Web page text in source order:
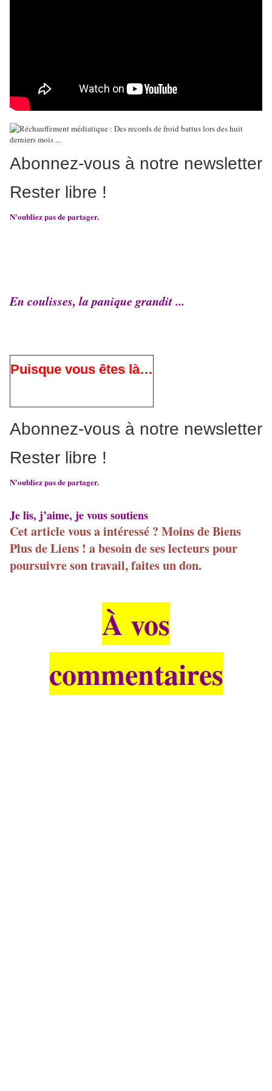
Abonnez-vous à notre newsletter
Rester libre !
N'oubliez pas de partager.
En coulisses, la panique grandit ...
Puisque vous êtes là…
Abonnez-vous à notre newsletter
Rester libre !
N'oubliez pas de partager.
Je lis, j’aime, je vous soutiens
Cet article vous a intéressé ? Moins de Biens
Plus de Liens ! a besoin de ses lecteurs pour
poursuivre son travail, faites un don.
À vos
commentaires